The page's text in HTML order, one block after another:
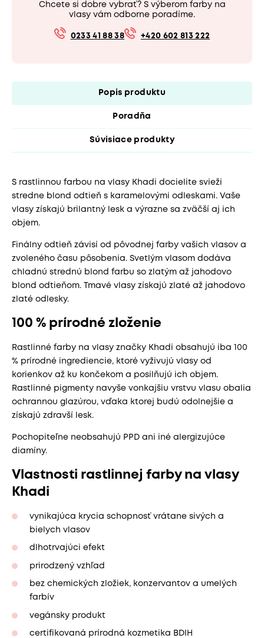
Chcete si dobre vybrať? S výberom farby na
vlasy vám odborne poradíme.
0233 41 88 38 +420 602 813 222
Popis produktu
Poradňa
Súvisiace produkty
S rastlinnou farbou na vlasy Khadi docielite svieži
stredne blond odtieň s karamelovými odleskami. Vaše
vlasy získajú brilantný lesk a výrazne sa zväčší aj ich
objem.
Finálny odtieň závisí od pôvodnej farby vašich vlasov a
zvoleného času pôsobenia. Svetlým vlasom dodáva
chladnú strednú blond farbu so zlatým až jahodovo
blond odtieňom. Tmavé vlasy získajú zlaté až jahodovo
zlaté odlesky.
100 % prírodné zloženie
Rastlinné farby na vlasy značky Khadi obsahujú iba 100
% prírodné ingrediencie, ktoré vyživujú vlasy od
korienkov až ku končekom a posilňujú ich objem.
Rastlinné pigmenty navyše vonkajšiu vrstvu vlasu obalia
ochrannou glazúrou, vďaka ktorej budú odolnejšie a
získajú zdravší lesk.
Pochopiteľne neobsahujú PPD ani iné alergizujúce
diamíny.
Vlastnosti rastlinnej farby na vlasy
Khadi
vynikajúca krycia schopnosť vrátane sivých a
bielych vlasov
dlhotrvajúci efekt
prirodzený vzhľad
bez chemických zložiek, konzervantov a umelých
farbív
vegánsky produkt
certifikovaná prírodná kozmetika BDIH